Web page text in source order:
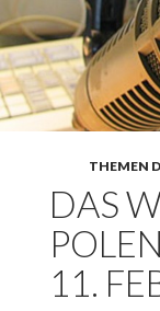
THEMEN
DAS
11.